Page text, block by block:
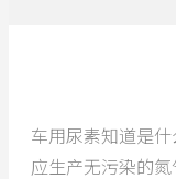
车用尿素知道是
应生产无污染的